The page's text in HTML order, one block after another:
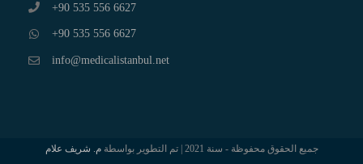
+90 535 556 6627
+90 535 556 6627
info@medicalistanbul.net
جميع الحقوق محفوظة - سنة 2021 | تم التطوير بواسطة م. شريف علام